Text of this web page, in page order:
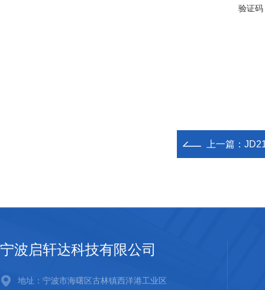
验证码
上一篇：
宁波启轩达科技有限公司
地址：宁波市海曙区古林镇西洋港工业区